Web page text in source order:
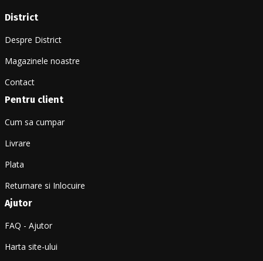
District
Despre District
Magazinele noastre
Contact
Pentru client
Cum sa cumpar
Livrare
Plata
Returnare si Inlocuire
Ajutor
FAQ - Ajutor
Harta site-ului